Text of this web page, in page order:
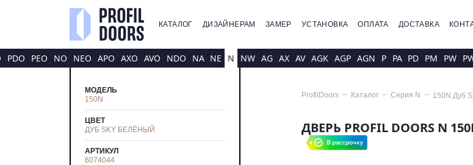
КАТАЛОГ ДИЗАЙНЕРАМ ЗАМЕР УСТАНОВКА ОПЛАТА ДОСТАВКА
PDO PEO NO NEO APO AXO AVO NDO NA NE N NW AG AX AV AGK AGP AGN P PA PD PM PW
МОДЕЛЬ
150N
ЦВЕТ
ДУБ SKY БЕЛЁНЫЙ
АРТИКУЛ
6074044
ProfilDoors Каталог Серия N 150N Дуб
ДВЕРЬ PROFIL DOORS N